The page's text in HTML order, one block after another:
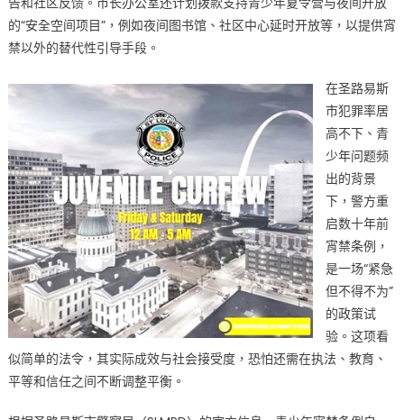
的“安全空间项目”，例如夜间图书馆、社区中心延时开放等，以提供宵
禁以外的替代性引导手段。
在圣路易斯
市犯罪率居
高不下、青
少年问题频
出的背景
下，警方重
启数十年前
宵禁条例，
是一场“紧急
但不得不为”
的政策试
验。这项看
似简单的法令，其实际成效与社会接受度，恐怕还需在执法、教育、
平等和信任之间不断调整平衡。